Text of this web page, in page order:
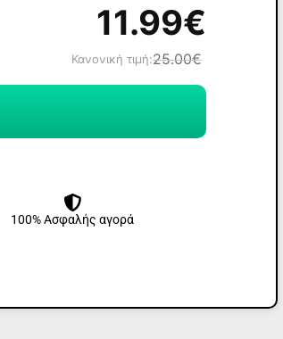
11.99€
Κανονική τιμή:25.00€
100% Ασφαλής αγορά